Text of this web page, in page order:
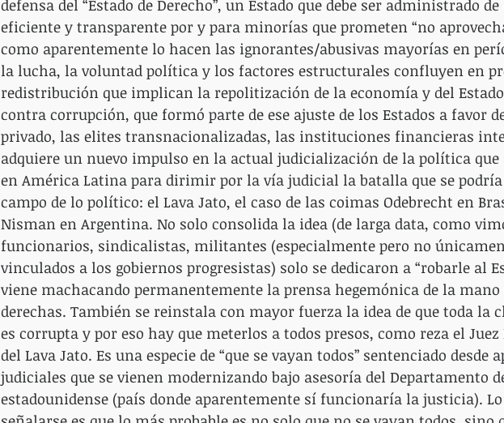
defensa del “Estado de Derecho”, un Estado que debe ser administrado
eficiente y transparente por y para minorías que prometen “no
como aparentemente lo hacen las ignorantes/abusivas mayorías en
la lucha, la voluntad política y los factores estructurales confluyen en
redistribución que implican la repolitización de la economía y del
contra corrupción, que formó parte de ese ajuste de los Estados a favor
privado, las elites transnacionalizadas, las instituciones financieras
adquiere un nuevo impulso en la actual judicialización de la política que
en América Latina para dirimir por la vía judicial la batalla que se podría
campo de lo político: el Lava Jato, el caso de las coimas Odebrecht en
Nisman en Argentina. No solo consolida la idea (de larga data, como
funcionarios, sindicalistas, militantes (especialmente pero no
vinculados a los gobiernos progresistas) solo se dedicaron a “robarle al
viene machacando permanentemente la prensa hegemónica de la mano
derechas. También se reinstala con mayor fuerza la idea de que toda la
es corrupta y por eso hay que meterlos a todos presos, como reza el
del Lava Jato. Es una especie de “que se vayan todos” sentenciado desde
judiciales que se vienen modernizando bajo asesoría del Departamento
estadounidense (país donde aparentemente sí funcionaría la justicia). Lo